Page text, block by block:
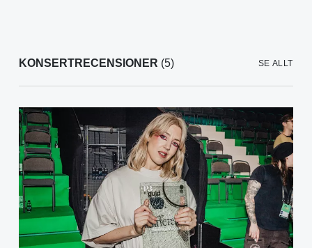
KONSERTRECENSIONER (5) SE ALLT